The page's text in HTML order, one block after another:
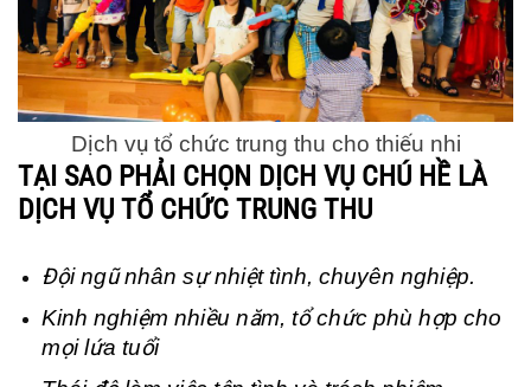
Dịch vụ tổ chức trung thu cho thiếu nhi
TẠI SAO PHẢI CHỌN DỊCH VỤ CHÚ HỀ LÀ
DỊCH VỤ TỔ CHỨC TRUNG THU
Đội ngũ nhân sự nhiệt tình, chuyên nghiệp.
Kinh nghiệm nhiều năm, tổ chức phù hợp cho
mọi lứa tuổi